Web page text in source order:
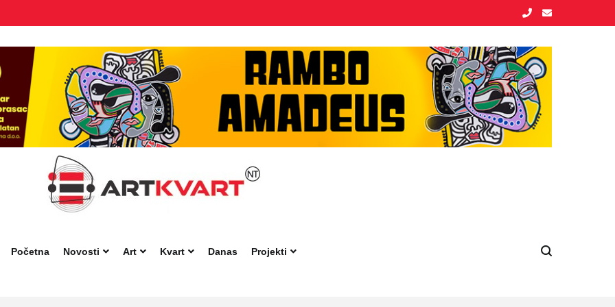
Početna
Novosti Art Kvart Danas Projekti